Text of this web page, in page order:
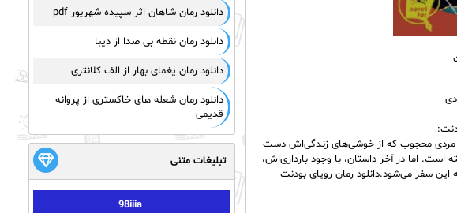
مردی محجوب که از خوشی‌های زندگی‌اش دست
اما در آخر داستان، با وجود بارداری‌اش،
سفر می‌شود.دانلود رمان رویای بودنت
دانلود رمان شاهان اثر سپیده شهریور pdf
دانلود رمان نقطه بی صدا از دیبا
دانلود رمان یغمای بهار از الف کلانتری
دانلود رمان شعله های خاکستری از پروانه
قدیمی
تبلیغات متنی
98iiia